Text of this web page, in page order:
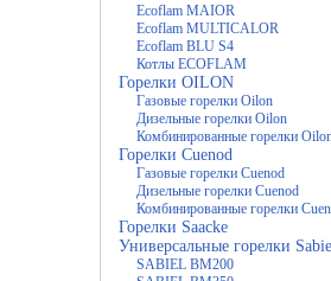
Ecoflam MAIOR
Ecoflam MULTICALOR
Ecoflam BLU S4
Котлы ECOFLAM
Горелки OILON
Газовые горелки Oilon
Дизельные горелки Oilon
Комбинированные горелки
Горелки Cuenod
Газовые горелки Cuenod
Дизельные горелки Cuenod
Комбинированные горелки
Горелки Saacke
Универсальные горелки
SABIEL BM200